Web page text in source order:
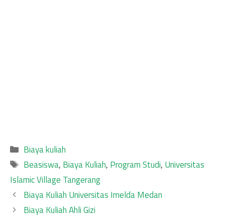
Categories
Biaya kuliah
Tags
Beasiswa, Biaya Kuliah, Program Studi, Universitas
Islamic Village Tangerang
Biaya Kuliah Universitas Imelda Medan
Biaya Kuliah Ahli Gizi